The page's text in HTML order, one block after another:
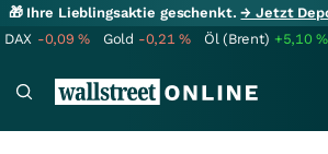
🎁 Ihre Lieblingsaktie geschenkt.→ Jetzt
DAX -0,09% Gold -0,21% Öl (Brent) +5,10%